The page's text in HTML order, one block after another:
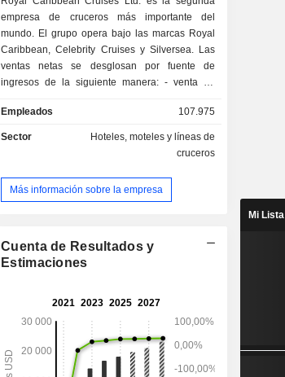
empresa de cruceros más importante del
mundo. El grupo opera bajo las marcas Royal
Caribbean, Celebrity Cruises y Silversea. Las
ventas netas se desglosan por fuente de
ingresos de la siguiente manera: - venta de
75 % de las ventas netas; - ventas de servicios a
bordo de los barcos (30,2 %): principalmente
de 69 barcos con una capacidad total de 179
720 camas.
Empleados 107.975
Sector
Hoteles, moteles y líneas de
cruceros
Más información sobre la empresa
Cuenta de Resultados y
Estimaciones
Mi Lista